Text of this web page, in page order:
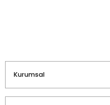
Kurumsal